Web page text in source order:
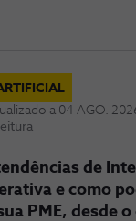
a 04 AGO.
de
e como
PME, desde